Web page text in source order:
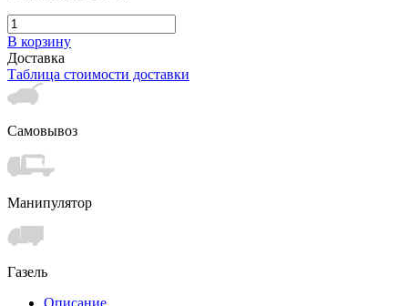
В корзину
Доставка
Таблица стоимости доставки
Самовывоз
Манипулятор
Газель
Описание